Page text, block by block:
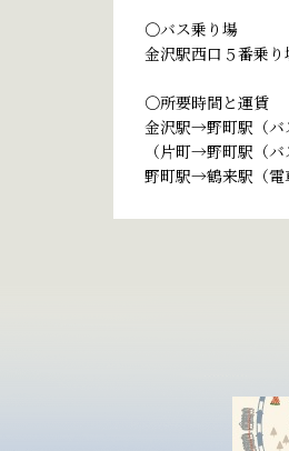
〇バス乗り場
金沢駅西口５番乗り
〇所要時間と運賃
金沢駅→野町駅（バ
（片町→野町駅（
野町駅→鶴来駅（電